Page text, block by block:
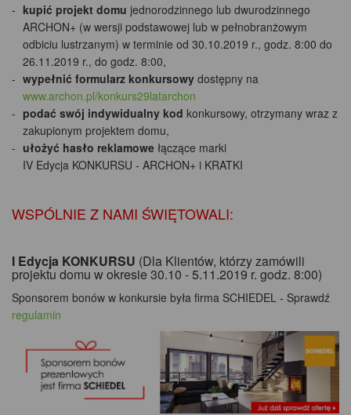
kupić projekt domu jednorodzinnego lub dwurodzinnego
ARCHON+ (w wersji podstawowej lub w pełnobranżowym
odbiciu lustrzanym) w terminie od 30.10.2019 r., godz. 8:00 do
26.11.2019 r., do godz. 8:00,
wypełnić formularz konkursowy dostępny na
www.archon.pl/konkurs29latarchon
podać swój indywidualny kod konkursowy, otrzymany wraz z
zakupionym projektem domu,
ułożyć hasło reklamowe łączące marki
IV Edycja KONKURSU - ARCHON+ i KRATKI
WSPÓLNIE Z NAMI ŚWIĘTOWALI:
I Edycja KONKURSU (Dla Klientów, którzy zamówili
projektu domu w okresie 30.10 - 5.11.2019 r. godz. 8:00)
Sponsorem bonów w konkursie była firma SCHIEDEL - Sprawdź
regulamin